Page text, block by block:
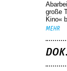
große
Kino«
MEHR